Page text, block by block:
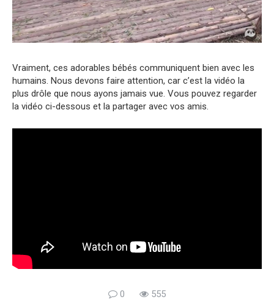
Vraiment, ces adorables bébés communiquent bien avec les
humains. Nous devons faire attention, car c’est la vidéo la
plus drôle que nous ayons jamais vue. Vous pouvez regarder
la vidéo ci-dessous et la partager avec vos amis.
0 555